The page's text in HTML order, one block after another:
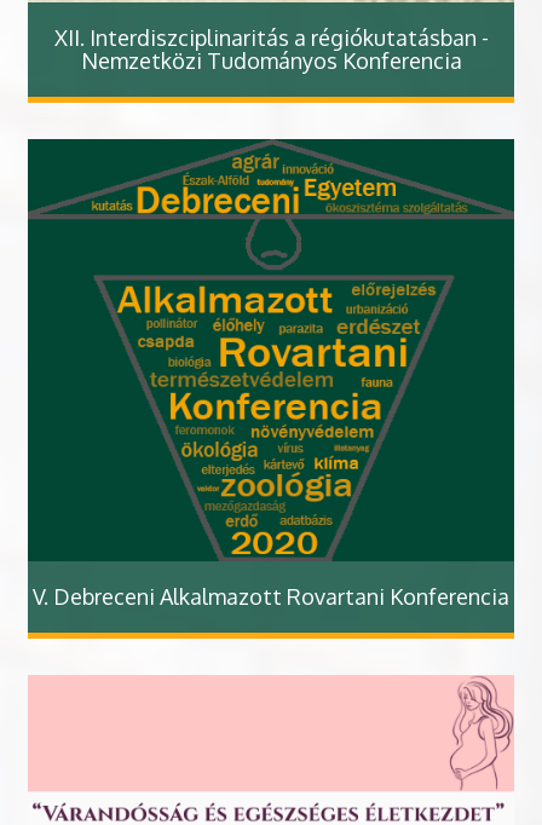
XII. Interdiszciplinaritás a régiókutatásban -
Nemzetközi Tudományos Konferencia
V. Debreceni Alkalmazott Rovartani Konferencia